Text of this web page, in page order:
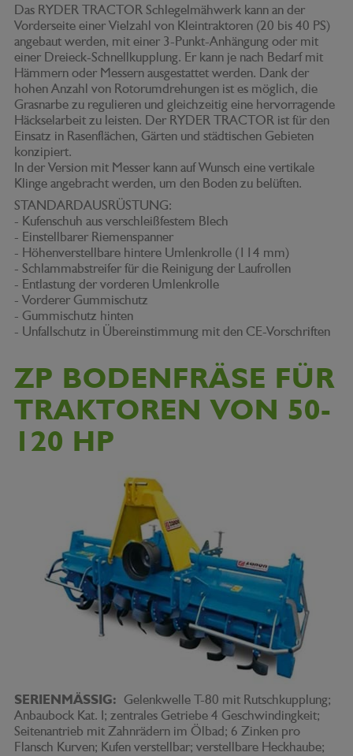
Das RYDER TRACTOR Schlegelmähwerk kann an der
Vorderseite einer Vielzahl von Kleintraktoren (20 bis 40 PS)
angebaut werden, mit einer 3-Punkt-Anhängung oder mit
einer Dreieck-Schnellkupplung. Er kann je nach Bedarf mit
Hämmern oder Messern ausgestattet werden. Dank der
hohen Anzahl von Rotorumdrehungen ist es möglich, die
Grasnarbe zu regulieren und gleichzeitig eine hervorragende
Häckselarbeit zu leisten. Der RYDER TRACTOR ist für den
Einsatz in Rasenflächen, Gärten und städtischen Gebieten
konzipiert.
In der Version mit Messer kann auf Wunsch eine vertikale
Klinge angebracht werden, um den Boden zu belüften.
STANDARDAUSRÜSTUNG:
- Kufenschuh aus verschleißfestem Blech
- Einstellbarer Riemenspanner
- Höhenverstellbare hintere Umlenkrolle (114 mm)
- Schlammabstreifer für die Reinigung der Laufrollen
- Entlastung der vorderen Umlenkrolle
- Vorderer Gummischutz
- Gummischutz hinten
- Unfallschutz in Übereinstimmung mit den CE-Vorschriften
ZP BODENFRÄSE FÜR
TRAKTOREN VON 50-
120 HP
SERIENMÄSSIG: Gelenkwelle T-80 mit Rutschkupplung;
Anbaubock Kat. I; zentrales Getriebe 4 Geschwindingkeit;
Seitenantrieb mit Zahnrädern im Ölbad; 6 Zinken pro
Flansch Kurven; Kufen verstellbar; verstellbare Heckhaube;